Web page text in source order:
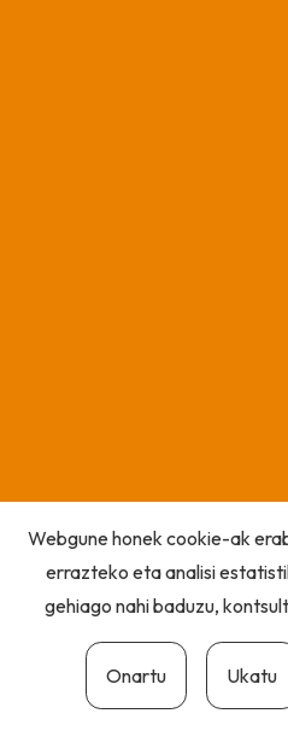
Webgune honek cookie-ak
errazteko eta analisi
gehiago nahi baduzu,
Onartu Ukatu